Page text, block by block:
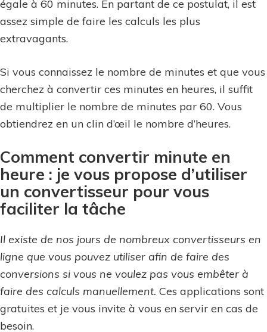
égale à 60 minutes. En partant de ce postulat, il est
assez simple de faire les calculs les plus
extravagants.
Si vous connaissez le nombre de minutes et que vous
cherchez à convertir ces minutes en heures, il suffit
de multiplier le nombre de minutes par 60. Vous
obtiendrez en un clin d’œil le nombre d’heures.
Comment convertir minute en
heure : je vous propose d’utiliser
un convertisseur pour vous
faciliter la tâche
Il existe de nos jours de nombreux convertisseurs en
ligne que vous pouvez utiliser afin de faire des
conversions si vous ne voulez pas vous embêter à
faire des calculs manuellement. Ces applications sont
gratuites et je vous invite à vous en servir en cas de
besoin.